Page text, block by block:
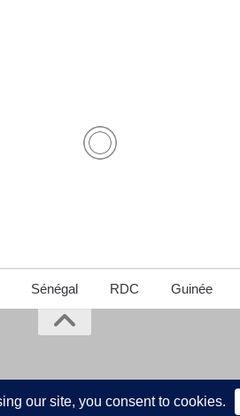
Sénégal RDC Guinée